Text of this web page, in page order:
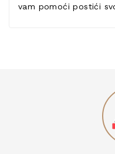
vam pomoći postići